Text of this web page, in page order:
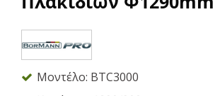
Μοντέλο: BTC3000